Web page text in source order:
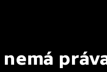
nemá